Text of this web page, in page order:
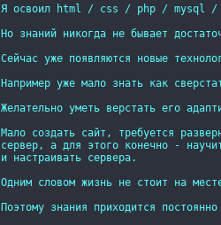
Я освоил html / css / php / mysql
Но знаний никогда не бывает
Сейчас уже появляются новые
Например уже мало знать как
Желательно уметь верстать его
Мало создать сайт, требуется
сервер, а для этого конечно -
и настраивать сервера.
Одним словом жизнь не стоит на
Поэтому знания приходится